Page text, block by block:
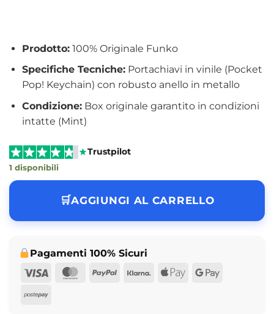
Prodotto:100% Originale Funko
Specifiche Tecniche:Portachiavi in vinile (Pocket
Pop! Keychain) con robusto anello in metallo
Condizione:Box originale garantito in condizioni
intatte (Mint)
Trustpilot
1 disponibili
AGGIUNGI AL CARRELLO
Pagamenti 100% Sicuri
Visa
MasterCard
PayPalKlarna Apple Google
Postepay